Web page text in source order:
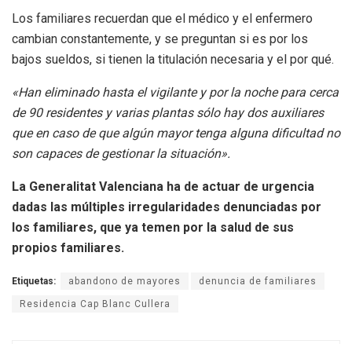
Los familiares recuerdan que el médico y el enfermero
cambian constantemente, y se preguntan si es por los
bajos sueldos, si tienen la titulación necesaria y el por qué.
«Han eliminado hasta el vigilante y por la noche para cerca
de 90 residentes y varias plantas sólo hay dos auxiliares
que en caso de que algún mayor tenga alguna dificultad no
son capaces de gestionar la situación».
La Generalitat Valenciana ha de actuar de urgencia
dadas las múltiples irregularidades denunciadas por
los familiares, que ya temen por la salud de sus
propios familiares.
Etiquetas: abandono de mayores denuncia de familiares
Residencia Cap Blanc Cullera